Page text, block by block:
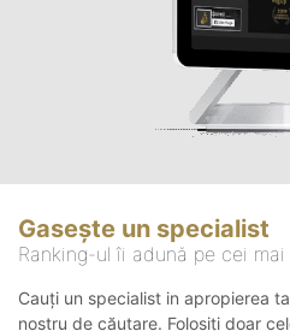
Gasește un specialist
Ranking-ul îi adună pe cei
Cauți un specialist in apropierea
nostru de căutare. Folosiți doar